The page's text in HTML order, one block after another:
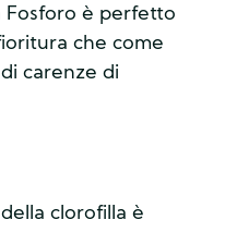
Fosforo è perfetto
che come
carenze di
clorofilla è